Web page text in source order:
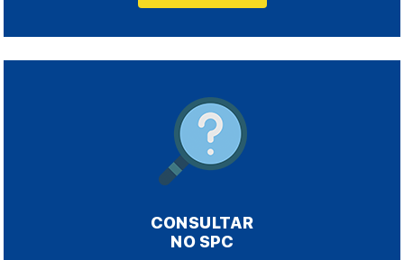
CONSULTAR
NO SPC